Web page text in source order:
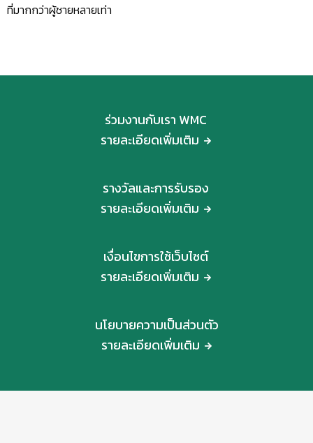
ที่มากกว่าผู้ชายหลายเท่า
ร่วมงานกับเรา WMC
รายละเอียดเพิ่มเติม
รางวัลและการรับรอง
รายละเอียดเพิ่มเติม
เงื่อนไขการใช้เว็บไซต์
รายละเอียดเพิ่มเติม
นโยบายความเป็นส่วนตัว
รายละเอียดเพิ่มเติม